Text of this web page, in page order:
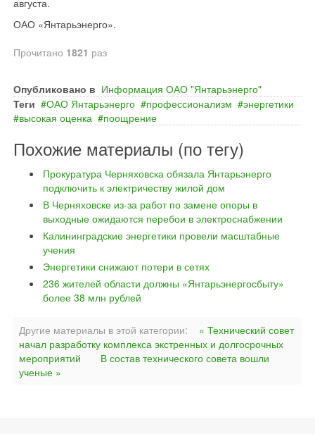
августа.
ОАО «Янтарьэнерго».
Прочитано 1821 раз
Опубликовано в Информация ОАО "Янтарьэнерго"
Теги
ОАО Янтарьэнерго профессионализм
энергетики
высокая оценка
поощрение
Похожие материалы (по тегу)
Прокуратура Черняховска обязала Янтарьэнерго
подключить к электричеству жилой дом
В Черняховске из-за работ по замене опоры в
выходные ожидаются перебои в электроснабжении
Калининградские энергетики провели масштабные
учения
Энергетики снижают потери в сетях
236 жителей области должны «Янтарьэнергосбыту»
более 38 млн рублей
Другие материалы в этой категории:
« Технический совет
начал разработку комплекса экстренных и долгосрочных
мероприятий
В состав технического совета вошли
ученые »